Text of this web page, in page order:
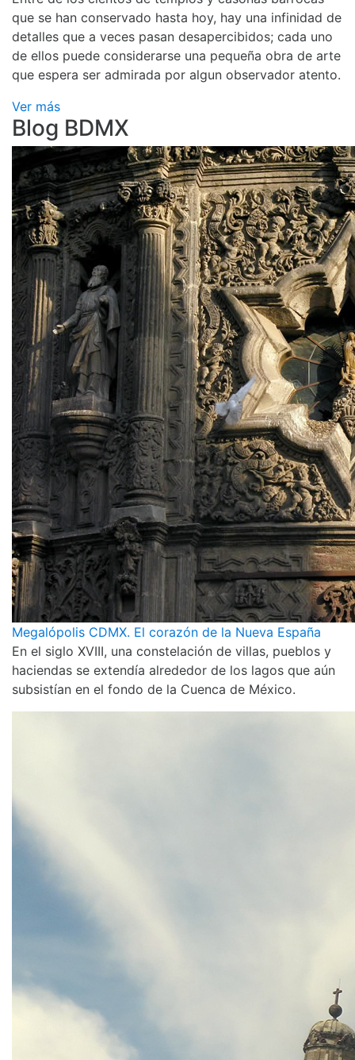
que se han conservado hasta hoy, hay una infinidad de
detalles que a veces pasan desapercibidos; cada uno
de ellos puede considerarse una pequeña obra de arte
que espera ser admirada por algun observador atento.
Ver más
Blog BDMX
Megalópolis CDMX. El corazón de la Nueva España
En el siglo XVIII, una constelación de villas, pueblos y
haciendas se extendía alrededor de los lagos que aún
subsistían en el fondo de la Cuenca de México.